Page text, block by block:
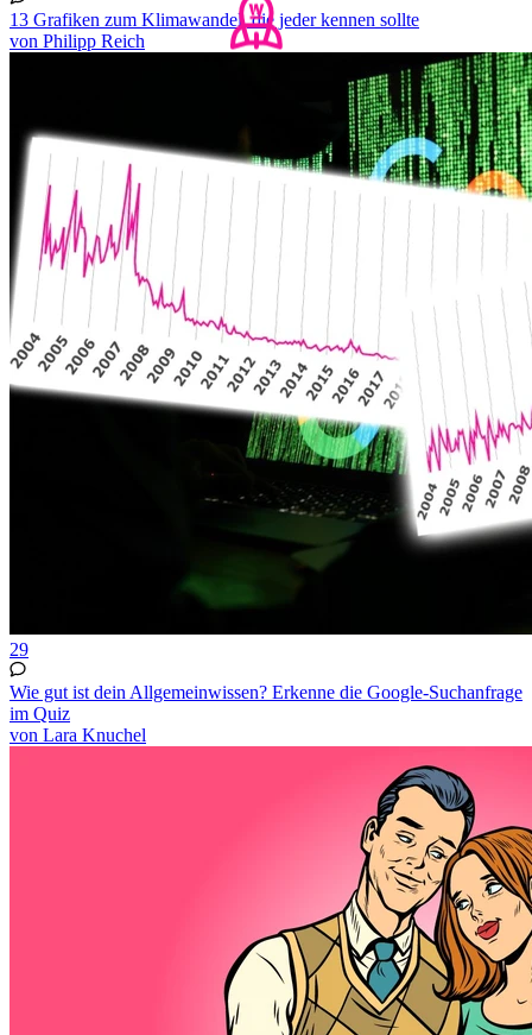
13 Grafiken zum Klimawandel, die jeder kennen sollte
von Philipp Reich
29
Wie gut ist dein Allgemeinwissen? Erkenne die Google-Suchanfrage
im Quiz
von Lara Knuchel